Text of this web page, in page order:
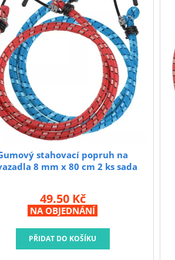
stahovací popruh na
8 mm x 80 cm 2 ks sada
49.50 Kč
NA OBJEDNÁNÍ